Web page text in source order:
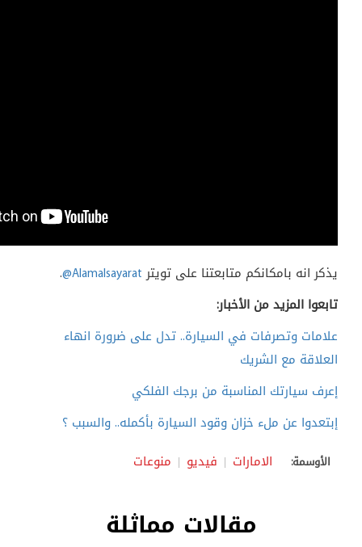
يذكر انه بامكانكم متابعتنا على تويتر@Alamalsayarat
.
تابعوا المزيد من الأخبار:
علامات وتصرفات في السيارة.. تدل على ضرورة انهاء
العلاقة مع الشريك
إعرف سيارتك المناسبة من برجك الفلكي
إبتعدوا عن ملء خزان وقود السيارة بأكمله.. والسبب ؟
الأوسمة: الامارات فيديو منوعات
مقالات مماثلة